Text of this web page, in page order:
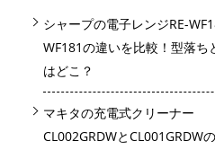
シャープの電子レンジRE-
WF181の違いを比較！型落ち
はどこ？
マキタの充電式クリーナー
CL002GRDWとCL001GRDW